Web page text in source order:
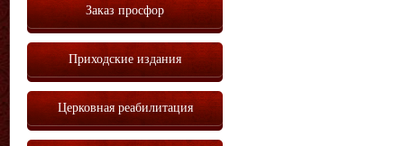
Заказ просфор
Приходские издания
Церковная реабилитация